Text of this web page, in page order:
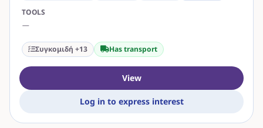
TOOLS
—
Συγκομιδή +13 Has transport
View
Log in to express interest